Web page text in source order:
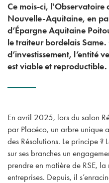
Ce mois-ci, l'Observatoire
Nouvelle-Aquitaine, en
d’Épargne Aquitaine
le traiteur bordelais
d’investissement, l’entité
est viable et reproductible.
En avril 2025, lors du salon
par Placéco, un arbre unique
des Résolutions. Le principe ?
sur ses branches un
prendre en matière de RSE,
entreprises. Depuis, il